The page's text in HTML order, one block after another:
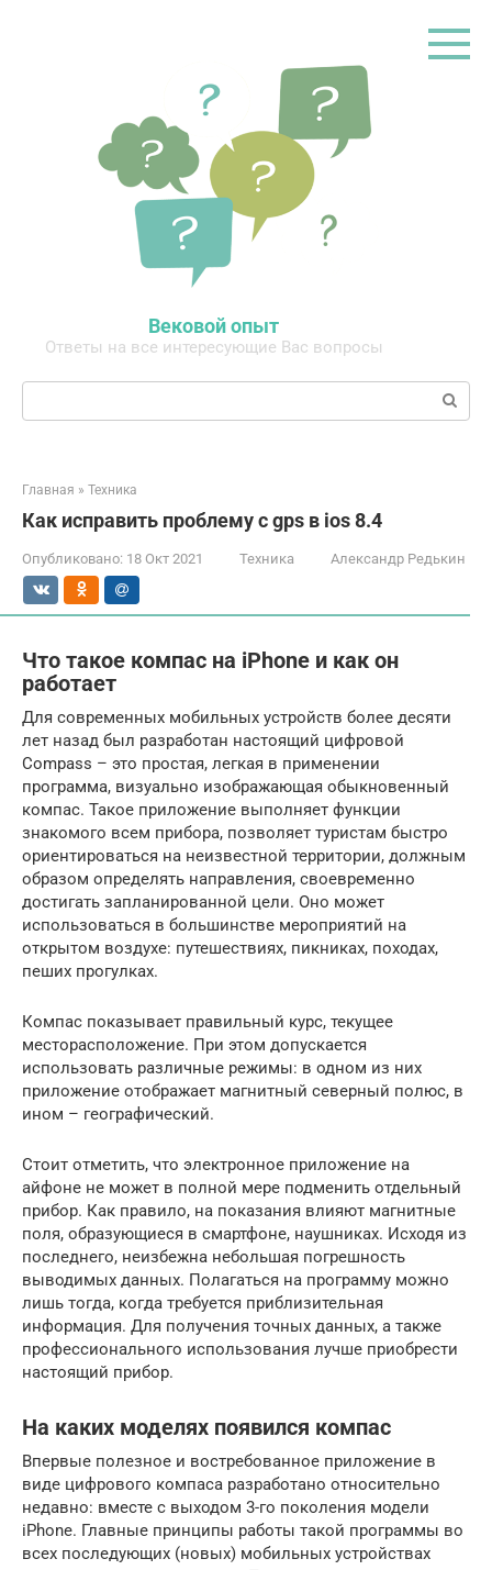
Вековой опыт
Ответы на все интересующие Вас вопросы
Поиск:
Главная » Техника
Как исправить проблему с gps в ios 8.4
Опубликовано: 18 Окт 2021 Техника Александр Редькин
Что такое компас на iPhone и как он
работает
Для современных мобильных устройств более десяти
лет назад был разработан настоящий цифровой
Compass – это простая, легкая в применении
программа, визуально изображающая обыкновенный
компас. Такое приложение выполняет функции
знакомого всем прибора, позволяет туристам быстро
ориентироваться на неизвестной территории, должным
образом определять направления, своевременно
достигать запланированной цели. Оно может
использоваться в большинстве мероприятий на
открытом воздухе: путешествиях, пикниках, походах,
пеших прогулках.
Компас показывает правильный курс, текущее
месторасположение. При этом допускается
использовать различные режимы: в одном из них
приложение отображает магнитный северный полюс, в
ином – географический.
Стоит отметить, что электронное приложение на
айфоне не может в полной мере подменить отдельный
прибор. Как правило, на показания влияют магнитные
поля, образующиеся в смартфоне, наушниках. Исходя из
последнего, неизбежна небольшая погрешность
выводимых данных. Полагаться на программу можно
лишь тогда, когда требуется приблизительная
информация. Для получения точных данных, а также
профессионального использования лучше приобрести
настоящий прибор.
На каких моделях появился компас
Впервые полезное и востребованное приложение в
виде цифрового компаса разработано относительно
недавно: вместе с выходом 3-го поколения модели
iPhone. Главные принципы работы такой программы во
всех последующих (новых) мобильных устройствах